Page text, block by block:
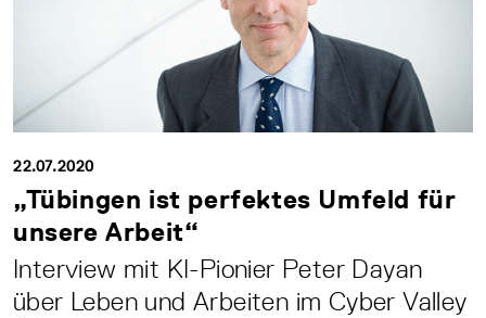
22.07.2020
„Tübingen ist perfektes Umfeld für
unsere Arbeit“
Interview mit KI-Pionier Peter Dayan
über Leben und Arbeiten im Cyber Valley